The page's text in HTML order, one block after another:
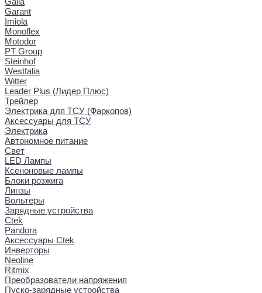
Garant
Imiola
Monoflex
Motodor
PT Group
Steinhof
Westfalia
Witter
Leader Plus (Лидер Плюс)
Трейлер
Электрика для ТСУ (Фаркопов)
Аксессуары для ТСУ
Электрика
Автономное питание
Свет
LED Лампы
Ксеноновые лампы
Блоки розжига
Линзы
Вольтеры
Зарядные устройства
Ctek
Pandora
Аксессуары Ctek
Инверторы
Neoline
Ritmix
Преобразователи напряжения
Пуско-зарядные устройства